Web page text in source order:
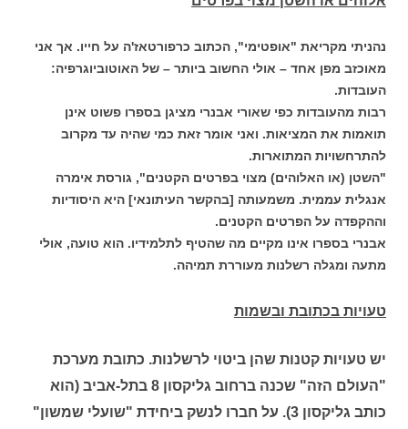
נהניתי מקריאת "אופטימי", הכתוב כרפורטאז'ה על חייו. אך אני
מאוכזב מפן אחד – אולי החשוב ביותר – של האוטוביוגרפיה:
העובדות.
רבות מהעובדות כפי שאורי אבנרי מציגן בספרו פשוט אינן
תואמות את המציאות. ואני אומר זאת כמי שהיה עד מקרוב
להתרחשויות המתוארות.
"השטן (או האלוהים) מצוי בפרטים הקטנים", גורסת אימרה
אנגלית עממית. משמעותה [בהקשר העיתונאי] היא היסודיות
וההקפדה על הפרטים הקטנים.
אבנרי בספרו אינו מקיים מה שהטיף לתלמידיו. הוא טועה, אולי
מתעה ומגלה רשלנות מעוררת תמיהה.
טעויות בכתובת ובשמות
יש טעויות קטנות שהן ביטוי לרשלנות. כתובת מערכת
"העולם הזה" שכנה ברחוב גליקסון 8 בתל-אביב (הוא
כותב גליקסון 3). על חברו לנשק ביחידת "שועלי שמשון"